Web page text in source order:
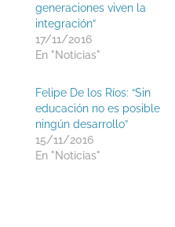
generaciones viven la
integración”
17/11/2016
En "Noticias"
Felipe De los Ríos: “Sin
educación no es posible
ningún desarrollo”
15/11/2016
En "Noticias"